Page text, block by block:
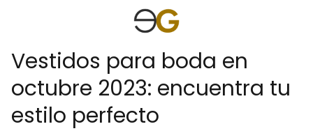
Vestidos para boda en
octubre 2023: encuentra tu
estilo perfecto